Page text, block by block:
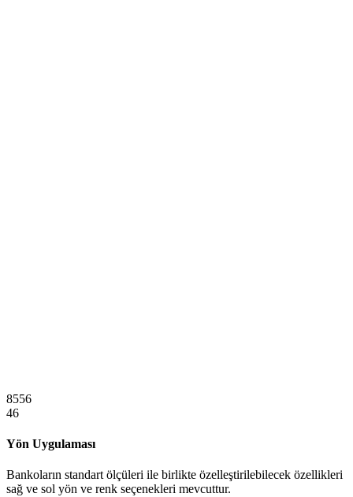
8556
46
Yön Uygulaması
Bankoların standart ölçüleri ile birlikte özelleştirilebilecek özellikleri
sağ ve sol yön ve renk seçenekleri mevcuttur.